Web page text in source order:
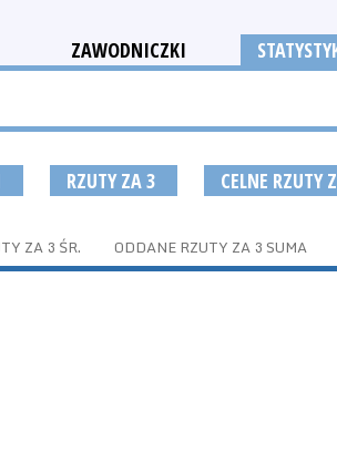
ZAWODNICZKI
RZUTY ZA 3 CELNE RZUTY
ZA 3 ŚR. ODDANE RZUTY ZA 3 SUMA